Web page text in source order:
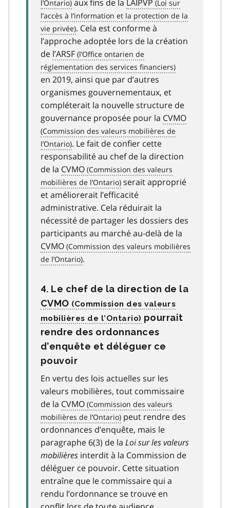
aux fins de la LAIPVP
. Cela est conforme à
l’approche adoptée lors de la création
de l’ARSF
en 2019, ainsi que par d’autres
organismes gouvernementaux, et
compléterait la nouvelle structure de
gouvernance proposée pour la CVMO
. Le fait de confier cette
responsabilité au chef de la direction
de la CVMO
serait approprié
et améliorerait l’efficacité
administrative. Cela réduirait la
nécessité de partager les dossiers des
participants au marché au-delà de la
CVMO
.
4. Le chef de la direction de la
CVMO
pourrait
rendre des ordonnances
d’enquête et déléguer ce
pouvoir
En vertu des lois actuelles sur les
valeurs mobilières, tout commissaire
de la CVMO
peut rendre des
ordonnances d’enquête, mais le
paragraphe 6(3) de la Loi sur les valeurs
mobilières interdit à la Commission de
déléguer ce pouvoir. Cette situation
entraîne que le commissaire qui a
rendu l’ordonnance se trouve en